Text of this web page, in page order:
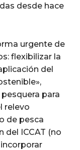
desde hace
urgente de
flexibilizar la
del
para
relevo
de pesca
del ICCAT (no